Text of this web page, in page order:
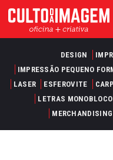
DESIGN
IMPRESSÃO PEQUENO
LASER
ESFEROVITE
LETRAS MONOBLOCO
MERCHANDISING